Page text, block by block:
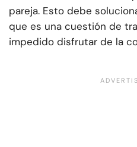
pareja. Esto debe
que es una cuestión de
impedido disfrutar de la